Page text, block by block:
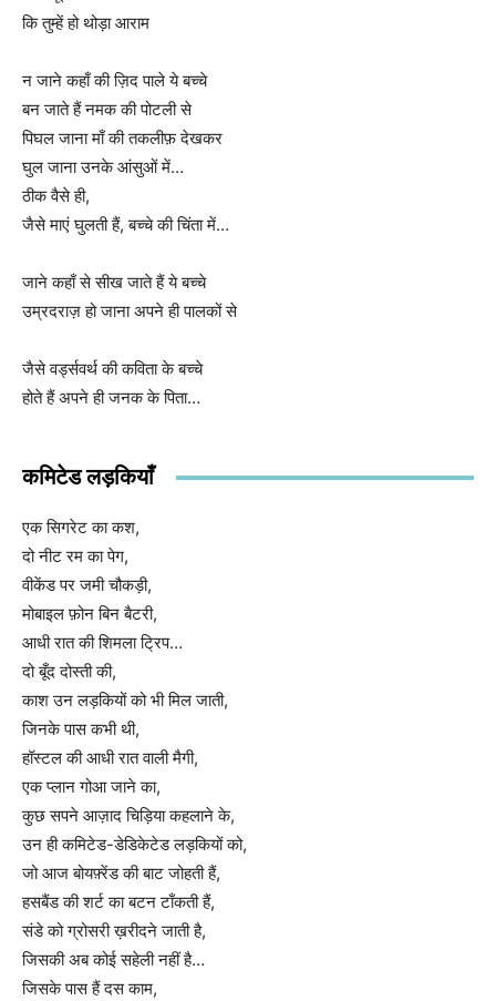
कि तुम्हें हो थोड़ा आराम
न जाने कहाँ की ज़िद पाले ये बच्चे
बन जाते हैं नमक की पोटली से
पिघल जाना माँ की तकलीफ़ देखकर
घुल जाना उनके आंसुओं में…
ठीक वैसे ही,
जैसे माएं घुलती हैं, बच्चे की चिंता में…
जाने कहाँ से सीख जाते हैं ये बच्चे
उम्रदराज़ हो जाना अपने ही पालकों से
जैसे वर्ड्सवर्थ की कविता के बच्चे
होते हैं अपने ही जनक के पिता…
कमिटेड लड़कियाँ
एक सिगरेट का कश,
दो नीट रम का पेग,
वीकेंड पर जमी चौकड़ी,
मोबाइल फ़ोन बिन बैटरी,
आधी रात की शिमला ट्रिप…
दो बूँद दोस्ती की,
काश उन लड़कियों को भी मिल जाती,
जिनके पास कभी थी,
हॉस्टल की आधी रात वाली मैगी,
एक प्लान गोआ जाने का,
कुछ सपने आज़ाद चिड़िया कहलाने के,
उन ही कमिटेड-डेडिकेटेड लड़कियों को,
जो आज बोयफ़्रेंड की बाट जोहती हैं,
हसबैंड की शर्ट का बटन टाँकती हैं,
संडे को ग्रोसरी ख़रीदने जाती है,
जिसकी अब कोई सहेली नहीं है…
जिसके पास हैं दस काम,